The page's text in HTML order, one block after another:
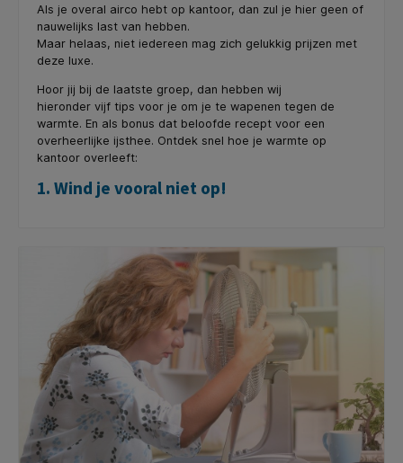
Als je overal airco hebt op kantoor, dan zul je hier geen of
nauwelijks last van hebben.
Maar helaas, niet iedereen mag zich gelukkig prijzen met
deze luxe.
Hoor jij bij de laatste groep, dan hebben wij
hieronder vijf tips voor je om je te wapenen tegen de
warmte. En als bonus dat beloofde recept voor een
overheerlijke ijsthee. Ontdek snel hoe je warmte op
kantoor overleeft:
1. Wind je vooral niet op!